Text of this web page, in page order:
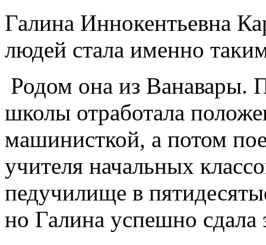
Галина Иннокентьевна
людей стала именно
Родом она из Ванавары.
школы отработала
машинисткой, а потом
учителя начальных
педучилище в
но Галина успешно сдала